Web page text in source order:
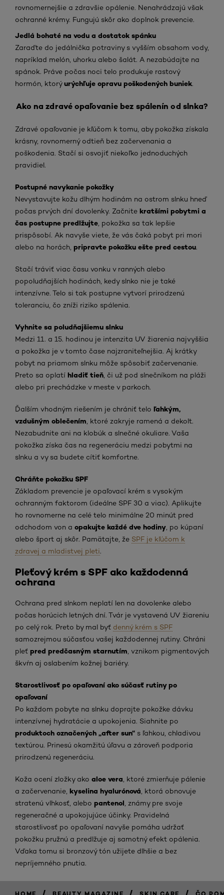
rovnomernejšie a zdravšie opálenie. Nenahrádzajú však
ochranné krémy. Fungujú skôr ako doplnok prevencie.
Jedlá bohaté na vodu a dostatok spánku
Zaraďte do jedálnička potraviny s vyšším obsahom vody,
napríklad melón, uhorku alebo šalát. A nezabúdajte na
spánok. Práve počas noci telo produkuje rastový
hormón, ktorýurýchľuje opravu poškodených buniek.
Ako na zdravé opaľovanie bez spálenín od slnka?
Zdravé opaľovanie je kľúčom k tomu, aby pokožka získala
krásny, rovnomerný odtieň bez začervenania a
poškodenia. Stačí si osvojiť niekoľko jednoduchých
pravidiel.
Postupné navykanie pokožky
Nevystavujte kožu dlhým hodinám na ostrom slnku hneď
počas prvých dní dovolenky. Začnite kratšími pobytmi a
čas postupne predlžujte , pokožka sa tak lepšie
prispôsobí. Ak navyše viete, že vás čaká pobyt pri mori
alebo na horách, pripravte pokožku ešte pred cestou.
Stačí tráviť viac času vonku v ranných alebo
popoludňajších hodinách, kedy slnko nie je také
intenzívne. Telo si tak postupne vytvorí prirodzenú
toleranciu, čo zníži riziko spálenia.
Vyhnite sa poludňajšiemu slnku
Medzi 11. a 15. hodinou je intenzita UV žiarenia najvyššia
a pokožka je v tomto čase najzraniteľnejšia. Aj krátky
pobyt na priamom slnku môže spôsobiť začervenanie.
Preto sa oplatí hladiť tieň , či už pod slnečníkom na pláži
alebo pri prechádzke v meste v parkoch.
Ďalším vhodným riešením je chrániť telo ľahkým,
vzdušným oblečením , ktoré zakryje ramená a dekolt.
Nezabudnite ani na klobúk a slnečné okuliare. Vaša
pokožka získa čas na regeneráciu medzi pobytmi na
slnku a vy sa budete cítiť komfortne.
Chráňte pokožku SPF
Základom prevencie je opaľovací krém s vysokým
ochranným faktorom (ideálne SPF 30 a viac). Aplikujte
ho rovnomerne na celé telo minimálne 20 minút pred
odchodom von a opakujte každé dve hodiny , po kúpaní
alebo šport aj skôr. Pamätajte, že SPF je kľúčom k
zdravej a mladistvej pleti.
Pleťový krém s SPF ako každodenná
ochrana
Ochrana pred slnkom neplatí len na dovolenke alebo
počas horúcich letných dní. Tvár je vystavená UV žiareniu
po celý rok. Preto by mal byť denný krém s SPF
samozrejmou súčasťou vašej každodennej rutiny. Chráni
pleť pred predčasným starnutím , vznikom pigmentových
škvŕn aj oslabením kožnej bariéry.
Starostlivosť po opaľovaní ako súčasť rutiny po
opaľovaní
Po každom pobyte na slnku doprajte pokožke dávku
intenzívnej hydratácie a upokojenia. Siahnite po
produktoch označených „after sun“ s ľahkou, chladivou
textúrou. Prinesú okamžitú úľavu a zároveň podporia
prirodzenú regeneráciu.
Koža ocení zložky ako aloe vera , ktoré zmierňuje pálenie
a začervenanie, kyselina hyalurónová , ktorá obnovuje
stratenú vlhkosť, alebo pantenol , známy pre svoje
regeneračné a upokojujúce účinky. Pravidelná
starostlivosť po opaľovaní navyše pomáha udržať
pokožku pružnú a predlžuje aj samotný efekt opálenia.
Vďaka tomu si bronzový tón užijete dlhšie a bez
nepríjemného pnutia.